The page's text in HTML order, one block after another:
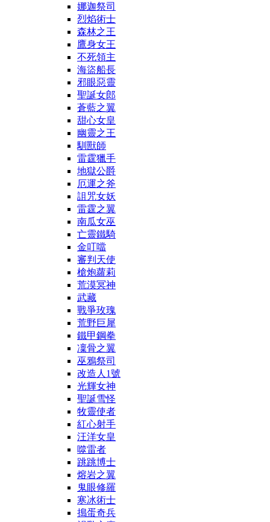
娜迦祭司
烈焰術士
森林之王
鷹身女王
不死領主
海盜船長
邪眼惡靈
聖誕女郎
蒼藍之翼
甜心女皇
幽靈之王
馴獸師
雷霆獵手
地獄公爵
厄運之斧
詛咒女妖
雷霆之翼
南瓜女巫
亡靈鐵騎
金叮噹
審判天使
槍炮蘿莉
荒漠冥神
武藏
戰爭玫瑰
荒野巨犀
鐵甲鋼拳
凜骨之翼
巫鴉祭司
改造人1號
光輝女神
聖誕雪怪
牧靈使者
紅心射手
汪洋女皇
噬雷者
跳跳博士
熔岩之翼
鬼眼修羅
寒冰術士
搗蛋奇兵